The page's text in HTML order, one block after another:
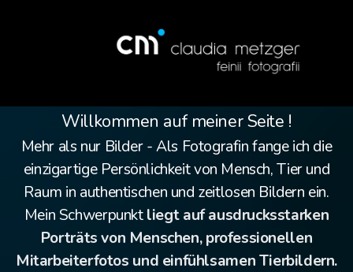
Willkommen auf meiner Seite !
Mehr als nur Bilder - Als Fotografinfange ich die
einzigartige Persönlichkeit von Mensch, Tier und
Raum in authentischen und zeitlosen Bildern ein.
Mein Schwerpunktliegt auf ausdrucksstarken
Porträts von Menschen, professionellen
Mitarbeiterfotos und einfühlsamen Tierbildern.
Salon Tiny